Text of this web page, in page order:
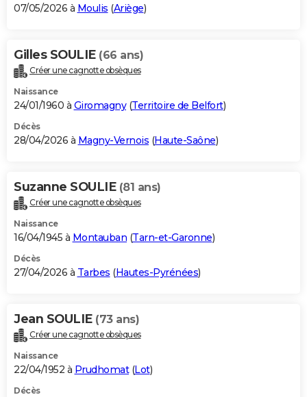
07/05/2026 à Moulis (Ariège)
Gilles SOULIE (66 ans)
Créer une cagnotte obsèques
Naissance
24/01/1960 à Giromagny(Territoire de Belfort)
Décès
28/04/2026 à Magny-Vernois (Haute-Saône)
Suzanne SOULIE (81 ans)
Créer une cagnotte obsèques
Naissance
16/04/1945 à Montauban (Tarn-et-Garonne)
Décès
27/04/2026 à Tarbes (Hautes-Pyrénées)
Jean SOULIE (73 ans)
Créer une cagnotte obsèques
Naissance
22/04/1952 à Prudhomat(Lot)
Décès